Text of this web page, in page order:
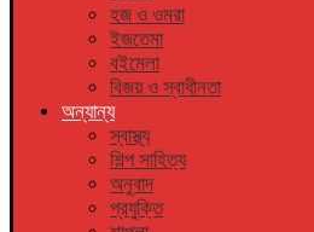
হজ ও ওমরা
ইজতেমা
বইমেলা
বিজয় ও স্বাধীনতা
অন্যান্য
স্বাস্থ্য
শিল্প সাহিত্য
অনুবাদ
প্রযুক্তি